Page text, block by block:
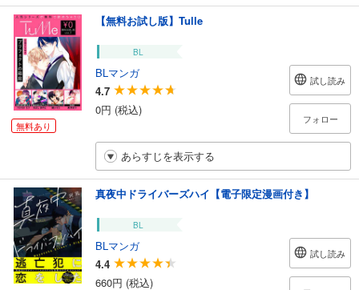
無料あり
【無料お試し版】Tulle
BL
BLマンガ
4.7
0円 (税込)
試し読み
フォロー
あらすじを表示する
真夜中ドライバーズハイ【電子限定漫画付き】
BL
BLマンガ
4.4
660円 (税込)
試し読み